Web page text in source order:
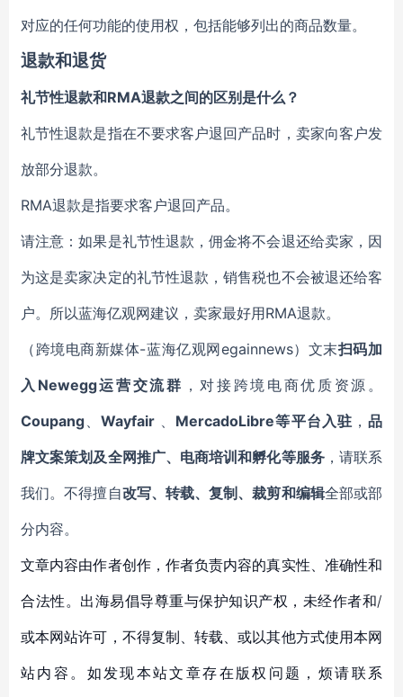
对应的任何功能的使用权，包括能够列出的商品数量。
退款和退货
礼节性退款和RMA退款之间的区别是什么？
礼节性退款是指在不要求客户退回产品时，卖家向客户发
放部分退款。
RMA退款是指要求客户退回产品。
请注意：如果是礼节性退款，佣金将不会退还给卖家，因
为这是卖家决定的礼节性退款，销售税也不会被退还给客
户。所以蓝海亿观网建议，卖家最好用RMA退款。
（跨境电商新媒体-蓝海亿观网egainnews）文末扫码加
入Newegg运营交流群 ，对接跨境电商优质资源。
Coupang、Wayfair 、 MercadoLibre等平台入驻 ，品
牌文案策划及全网推广、电商培训和孵化等服务，请联系
我们。不得擅自改写、转载、复制、裁剪和编辑全部或部
分内容。
文章内容由作者创作，作者负责内容的真实性、准确性和
合法性。出海易倡导尊重与保护知识产权，未经作者和/
或本网站许可，不得复制、转载、或以其他方式使用本网
站内容。如发现本站文章存在版权问题，烦请联系